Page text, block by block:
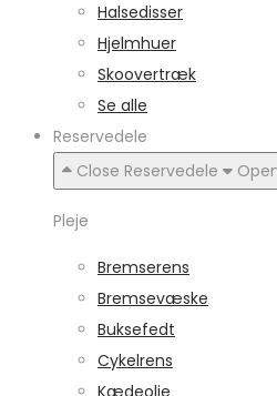
Halsedisser
Hjelmhuer
Skoovertræk
Se alle
Reservedele
Close Reservedele
Pleje
Bremserens
Bremsevæske
Buksefedt
Cykelrens
Kædeolie